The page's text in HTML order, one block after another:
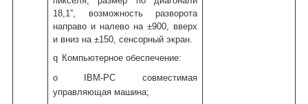
18,1”, возможность разворота
направо и налево на ±900, вверх
и вниз на ±150 , сенсорный экран.
q Компьютерное обеспечение:
o
IBM-PC совместимая
управляющая машина;